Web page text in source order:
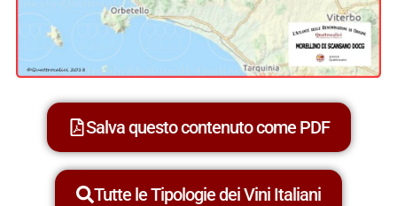
Salva questo contenuto come PDF
Tutte le Tipologie dei Vini Italiani